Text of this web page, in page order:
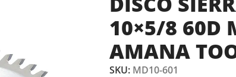
10×5/8 60D
AMANA
SKU: MD10-601